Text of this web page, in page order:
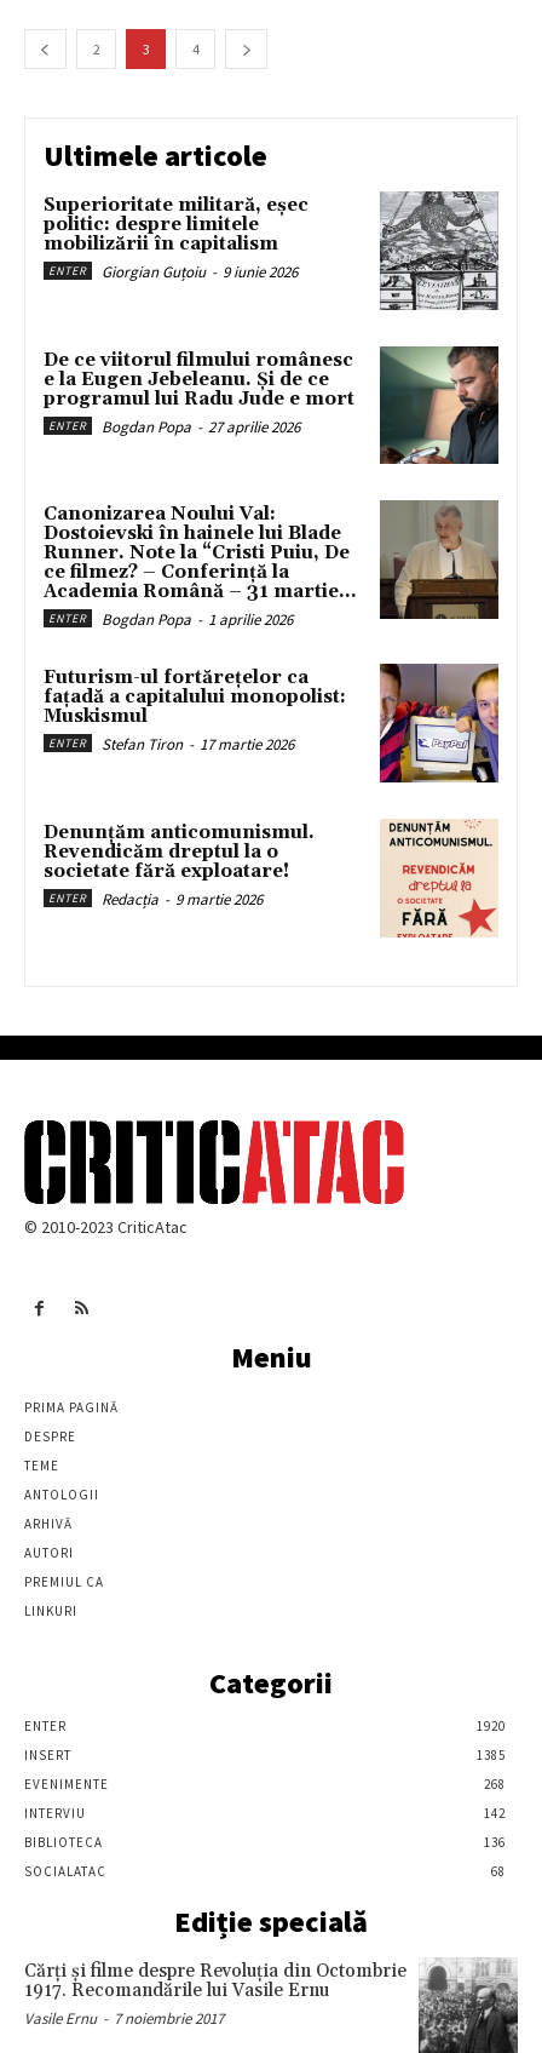
2 3 4
Ultimele articole
Superioritate militară, eșec
politic: despre limitele
mobilizării în capitalism
ENTER Giorgian Guțoiu - 9 iunie 2026
De ce viitorul filmului românesc
e la Eugen Jebeleanu. Și de ce
programul lui Radu Jude e mort
ENTER Bogdan Popa - 27 aprilie 2026
Canonizarea Noului Val:
Dostoievski în hainele lui Blade
Runner. Note la “Cristi Puiu, De
ce filmez? – Conferință la
Academia Română – 31 martie...
ENTER Bogdan Popa - 1 aprilie 2026
Futurism-ul fortărețelor ca
fațadă a capitalului monopolist:
Muskismul
ENTER Stefan Tiron - 17 martie 2026
Denunțăm anticomunismul.
Revendicăm dreptul la o
societate fără exploatare!
ENTER Redacția - 9 martie 2026
© 2010-2023 CriticAtac
Meniu
PRIMA PAGINĂ
DESPRE
TEME
ANTOLOGII
ARHIVĂ
AUTORI
PREMIUL CA
LINKURI
Categorii
ENTER
1920
INSERT
1385
EVENIMENTE
268
INTERVIU
142
BIBLIOTECA
136
SOCIALATAC
68
Ediție specială
Cărţi şi filme despre Revoluţia din Octombrie
1917. Recomandările lui Vasile Ernu
Vasile Ernu - 7 noiembrie 2017